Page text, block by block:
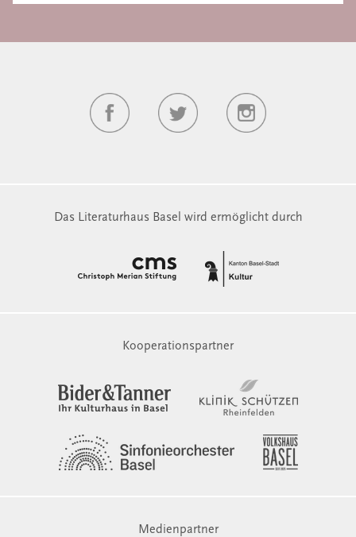
Das Literaturhaus Basel wird ermöglicht durch
Kooperationspartner
Medienpartner